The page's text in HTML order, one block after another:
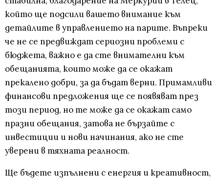
който ще подсили вашето внимание към
детайлите в управлението на парите. Въпреки
че не се предвиждат сериозни проблеми с
бюджета, важно е да сте внимателни към
обещанията, които може да се окажат
прекалено добри, за да бъдат верни. Примамливи
финансови предложения ще се появяват през
този период, но те може да се окажат само
празни обещания, затова не бързайте с
инвестиции и нови начинания, ако не сте
уверени в тяхната реалност.
Ще бъдете изпълнени с енергия и креативност,